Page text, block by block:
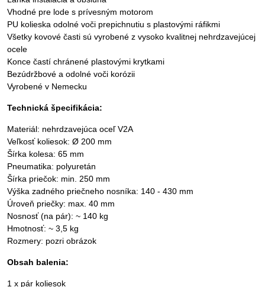
Vhodné pre lode s prívesným motorom
PU kolieska odolné voči prepichnutiu s plastovými ráfikmi
Všetky kovové časti sú vyrobené z vysoko kvalitnej nehrdzavejúcej
ocele
Konce častí chránené plastovými krytkami
Bezúdržbové a odolné voči korózii
Vyrobené v Nemecku
Technická špecifikácia:
Materiál: nehrdzavejúca oceľ V2A
Veľkosť koliesok: Ø 200 mm
Šírka kolesa: 65 mm
Pneumatika: polyuretán
Šírka priečok: min. 250 mm
Výška zadného priečneho nosníka: 140 - 430 mm
Úroveň priečky: max. 40 mm
Nosnosť (na pár): ~ 140 kg
Hmotnosť: ~ 3,5 kg
Rozmery: pozri obrázok
Obsah balenia:
1 x pár koliesok